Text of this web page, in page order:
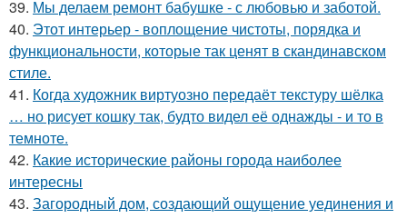
39. Мы делаем ремонт бабушке - с любовью и заботой.
40. Этот интерьер - воплощение чистоты, порядка и
функциональности, которые так ценят в скандинавском
стиле.
41. Когда художник виртуозно передаёт текстуру шёлка
… но рисует кошку так, будто видел её однажды - и то в
темноте.
42. Какие исторические районы города наиболее
интересны
43. Загородный дом, создающий ощущение уединения и